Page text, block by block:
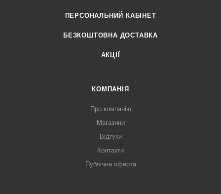
ПЕРСОНАЛЬНИЙ КАБІНЕТ
БЕЗКОШТОВНА ДОСТАВКА
АКЦІЇ
КОМПАНІЯ
Про компанію
Магазини
Відгуки
Контакти
Публічна оферта